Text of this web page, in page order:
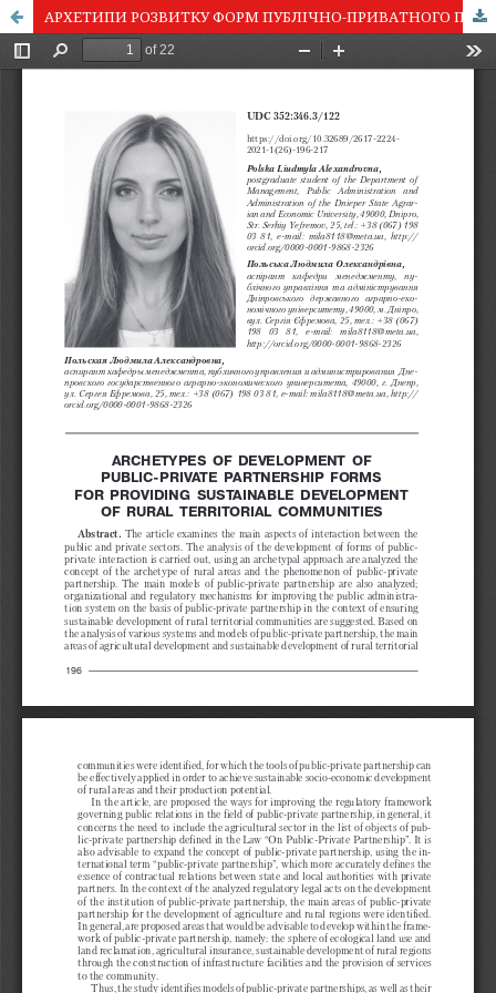
АРХЕТИПИ РОЗВИТКУ ФОРМ ПУБЛІЧНО-ПРИВАТНОГО ПАРТНЕРСТВА ДЛЯ ЗАБЕЗПЕЧЕННЯ СТАЛОГО РОЗВИТКУ СІЛЬСЬКИХ ТЕРИТОРІАЛЬНИХ ГРОМАД